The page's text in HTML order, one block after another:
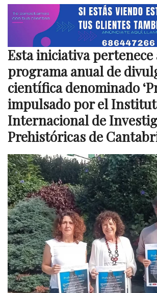
Esta iniciativa pertenece
programa anual de
científica denominado
impulsado por el
Internacional de
Prehistóricas de